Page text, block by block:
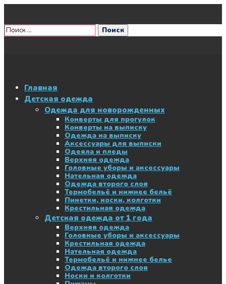
Главная
Детская одежда
Одежда для новорожденных
Конверты для прогулок
Конверты на выписку
Одежда на выписку
Аксессуары для выписки
Одеяла и пледы
Верхняя одежда
Головные уборы и аксессуары
Нательная одежда
Одежда второго слоя
Термобельё и нижнее бельё
Пинетки, носки, колготки
Крестильная одежда
Детская одежда от 1 года
Верхняя одежда
Головные уборы и аксессуары
Крестильная одежда
Нательная одежда
Термобельё и нижнее белье
Одежда второго слоя
Носки и колготки